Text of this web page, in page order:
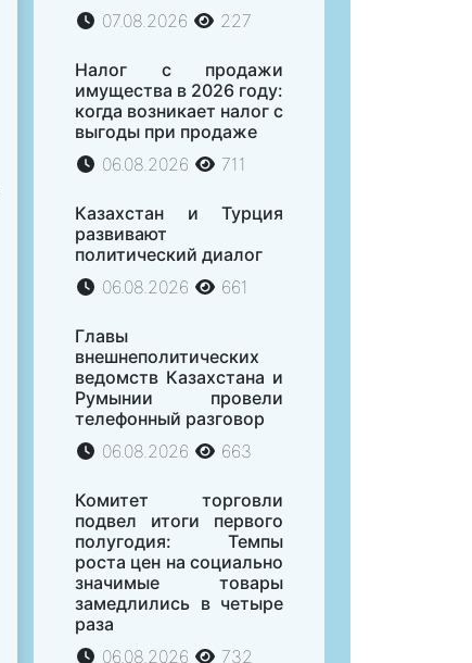
07.08.2026
227
Налог с продажи
имущества в 2026 году:
когда возникает налог с
выгоды при продаже
06.08.2026
711
Казахстан и Турция
развивают
политический диалог
06.08.2026
661
Главы
внешнеполитических
ведомств Казахстана и
Румынии провели
телефонный разговор
06.08.2026
663
Комитет торговли
подвел итоги первого
полугодия: Темпы
роста цен на социально
значимые товары
замедлились в четыре
раза
06.08.2026
732